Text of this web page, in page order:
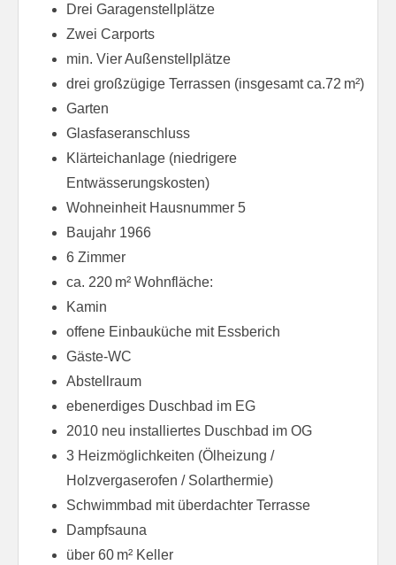
Drei Garagenstellplätze
Zwei Carports
min. Vier Außenstellplätze
drei großzügige Terrassen (insgesamt ca.72 m²)
Garten
Glasfaseranschluss
Klärteichanlage (niedrigere
Entwässerungskosten)
Wohneinheit Hausnummer 5
Baujahr 1966
6 Zimmer
ca. 220 m² Wohnfläche:
Kamin
offene Einbauküche mit Essberich
Gäste-WC
Abstellraum
ebenerdiges Duschbad im EG
2010 neu installiertes Duschbad im OG
3 Heizmöglichkeiten (Ölheizung /
Holzvergaserofen / Solarthermie)
Schwimmbad mit überdachter Terrasse
Dampfsauna
über 60 m² Keller